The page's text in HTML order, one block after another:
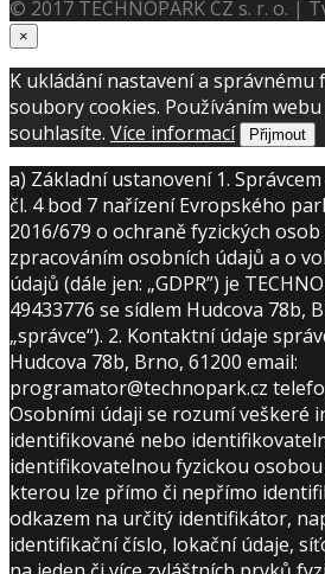
© 2017 TECHNOPARK CZ s. r. o. |
×
K ukládání nastavení a správnému
soubory cookies. Používáním
souhlasíte. Více informací Přijmout
a) Základní ustanovení 1.
čl. 4 bod 7 nařízení Evropského
2016/679 o ochraně fyzických
zpracováním osobních údajů a o
údajů (dále jen: „GDPR”) je
49433776 se sídlem Hudcova 78b,
„správce“). 2. Kontaktní údaje
Hudcova 78b, Brno, 61200 email:
programator@technopark.cz
Osobními údaji se rozumí veškeré
identifikované nebo
identifikovatelnou fyzickou
kterou lze přímo či nepřímo
odkazem na určitý identifikátor,
identifikační číslo, lokační údaje,